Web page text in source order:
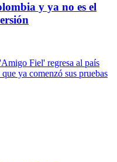
y ya no es el
Fiel' regresa al país
ya comenzó sus pruebas